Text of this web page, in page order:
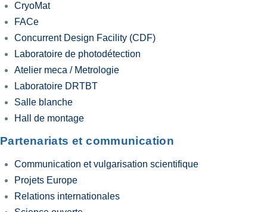
CryoMat
FACe
Concurrent Design Facility (CDF)
Laboratoire de photodétection
Atelier meca / Metrologie
Laboratoire DRTBT
Salle blanche
Hall de montage
Partenariats et communication
Communication et vulgarisation scientifique
Projets Europe
Relations internationales